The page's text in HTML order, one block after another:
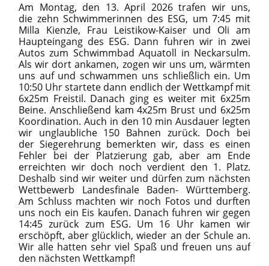
Am Montag, den 13. April 2026 trafen wir uns,
die zehn Schwimmerinnen des ESG, um 7:45 mit
Milla Kienzle, Frau Leistikow-Kaiser und Oli am
Haupteingang des ESG. Dann fuhren wir in zwei
Autos zum Schwimmbad Aquatoll in Neckarsulm.
Als wir dort ankamen, zogen wir uns um, wärmten
uns auf und schwammen uns schließlich ein. Um
10:50 Uhr startete dann endlich der Wettkampf mit
6x25m Freistil. Danach ging es weiter mit 6x25m
Beine. Anschließend kam 4x25m Brust und 6x25m
Koordination. Auch in den 10 min Ausdauer legten
wir unglaubliche 150 Bahnen zurück. Doch bei
der Siegerehrung bemerkten wir, dass es einen
Fehler bei der Platzierung gab, aber am Ende
erreichten wir doch noch verdient den 1. Platz.
Deshalb sind wir weiter und dürfen zum nächsten
Wettbewerb Landesfinale Baden- Württemberg.
Am Schluss machten wir noch Fotos und durften
uns noch ein Eis kaufen. Danach fuhren wir gegen
14:45 zurück zum ESG. Um 16 Uhr kamen wir
erschöpft, aber glücklich, wieder an der Schule an.
Wir alle hatten sehr viel Spaß und freuen uns auf
den nächsten Wettkampf!